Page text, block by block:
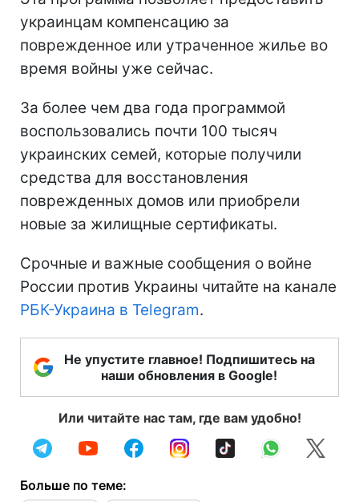
украинцам компенсацию за
поврежденное или утраченное жилье во
время войны уже сейчас.
За более чем два года программой
воспользовались почти 100 тысяч
украинских семей, которые получили
средства для восстановления
поврежденных домов или приобрели
новые за жилищные сертификаты.
Срочные и важные сообщения о войне
России против Украины читайте на канале
РБК-Украина в Telegram.
Не упустите главное! Подпишитесь на
наши обновления в Google!
Или читайте нас там, где вам удобно!
Больше по теме: